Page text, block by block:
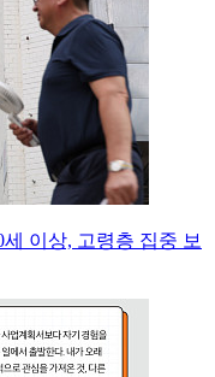
이상, 고령층 집중 보